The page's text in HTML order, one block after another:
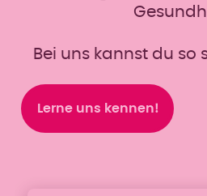
Bei uns kannst du so
Lerne uns kennen!